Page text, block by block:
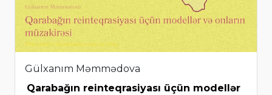
Gülxanım Məmmədova
Qarabağın reinteqrasiyası üçün modellər